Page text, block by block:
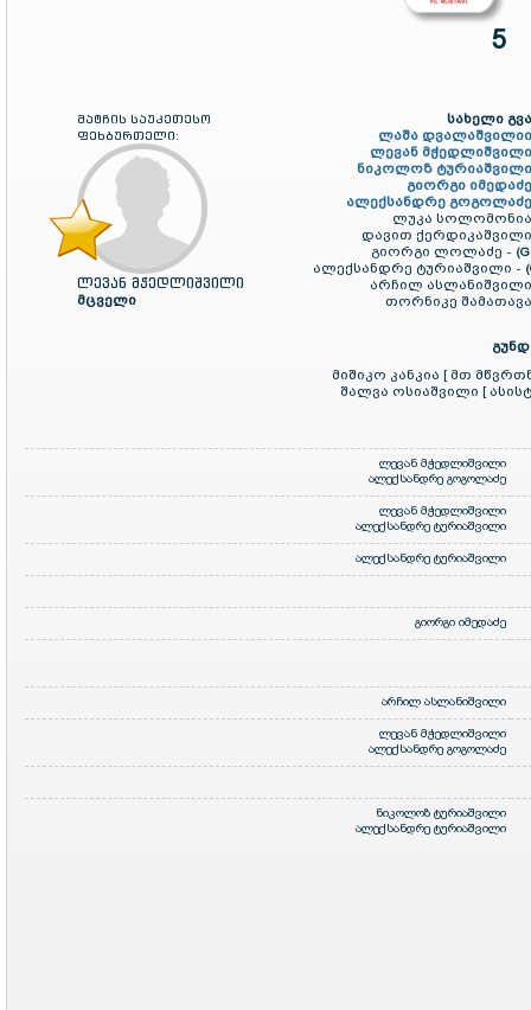
5
მატჩის საუკეთესო
ფეხბურთელი:
ლევან მჭედლიშვილი
მცველი
სახელი
ლაშა
ლევან
ნიკოლოზ
გიორგი
ალექსანდრე
ლუკა
დავით
გიორგი ლოლაძე -
ალექსანდრე ტურიაშვილი -
არჩილ
თორნიკე
მიშიკო კანკია [ მთ
შალვა ოსიაშვილი [
ლევან მჭედლიშვილი
ალექსანდრე გოგოლაძე
ლევან მჭედლიშვილი
ალექსანდრე ტურიაშვილი
ალექსანდრე ტურიაშვილი
გიორგი იმედაძე
არჩილ ასლანიშვილი
ლევან მჭედლიშვილი
ალექსანდრე გოგოლაძე
ნიკოლოზ ტურიაშვილი
ალექსანდრე ტურიაშვილი